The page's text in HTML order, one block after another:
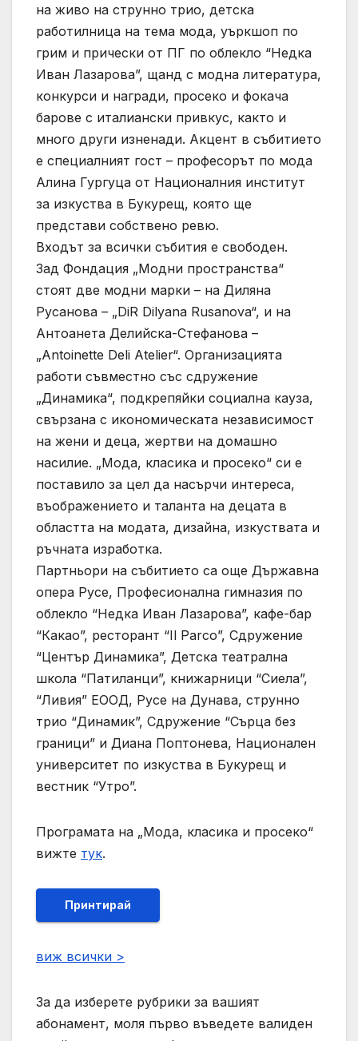
на живо на струнно трио, детска
работилница на тема мода, уъркшоп по
грим и прически от ПГ по облекло “Недка
Иван Лазарова”, щанд с модна литература,
конкурси и награди, просеко и фокача
барове с италиански привкус, както и
много други изненади. Акцент в събитието
е специалният гост – професорът по мода
Алина Гургуца от Националния институт
за изкуства в Букурещ, която ще
представи собствено ревю.
Входът за всички събития е свободен.
Зад Фондация „Модни пространства“
стоят две модни марки – на Диляна
Русанова – „DiR Dilyana Rusanova“, и на
Антоанета Делийска-Стефанова –
„Antoinette Deli Atelier“. Организацията
работи съвместно със сдружение
„Динамика“, подкрепяйки социална кауза,
свързана с икономическата независимост
на жени и деца, жертви на домашно
насилие. „Мода, класика и просеко“ си е
поставило за цел да насърчи интереса,
въображението и таланта на децата в
областта на модата, дизайна, изкуствата и
ръчната изработка.
Партньори на събитието са още Държавна
опера Русе, Професионална гимназия по
облекло “Недка Иван Лазарова”, кафе-бар
“Какао”, ресторант “Il Parco”, Сдружение
“Център Динамика”, Детска театрална
школа “Патиланци”, книжарници “Сиела”,
“Ливия” ЕООД, Русе на Дунава, струнно
трио “Динамик”, Сдружение “Сърца без
граници” и Диана Поптонева, Национален
университет по изкуства в Букурещ и
вестник “Утро”.
Програмата на „Мода, класика и просеко“
вижте тук.
Принтирай
виж всички >
За да изберете рубрики за вашият
абонамент, моля първо въведете валиден